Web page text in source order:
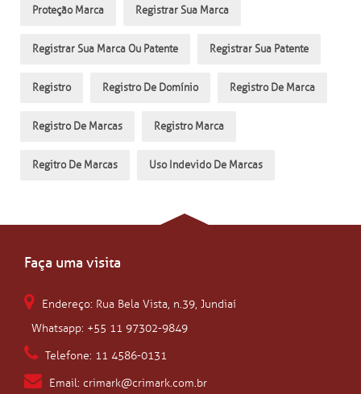
Proteção Marca Registrar Sua Marca
Registrar Sua Marca Ou Patente Registrar Sua Patente
Registro Registro De Domínio Registro De Marca
Registro De Marcas Registro Marca
Regitro De Marcas Uso Indevido De Marcas
Faça uma visita
Endereço: Rua Bela Vista, n.39, Jundiaí
Whatsapp: +55 11 97302-9849
Telefone: 11 4586-0131
Email: crimark@crimark.com.br